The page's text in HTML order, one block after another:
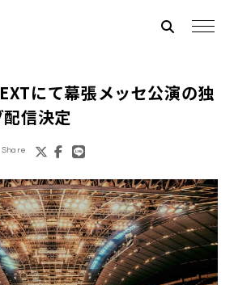
にて幕張メッセ公演の独
信決定
Share